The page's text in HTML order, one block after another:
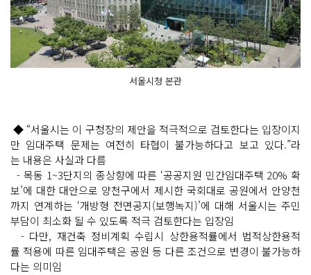
서울시청 본관
◆ “서울시는 이 구청장의 제안을 적극적으로 검토한다는 입장이지
만 임대주택 문제는 여전히 타협이 불가능하다고 보고 있다.”라
는 내용은 사실과 다름
- 목동 1~3단지의 종상향에 따른 ‘공공지원 민간임대주택 20% 확
보’에 대한 대안으로 양천구에서 제시한 국회대로 공원에서 안양천
까지 연계하는 ‘개방형 전면공지(보행녹지)’에 대해 서울시는 주민
부담이 최소화 될 수 있도록 적극 검토한다는 입장임
- 다만, 재건축 정비계획 수립시 상한용적률에서 법적상한용적
률 적용에 따른 임대주택은 공원 등 다른 조건으로 변경이 불가능하
다는 의미임